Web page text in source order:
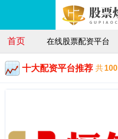
首页 在线股票配资平台
十大配资平台推荐 共100